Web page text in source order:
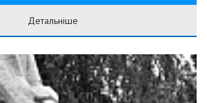
Детальніше